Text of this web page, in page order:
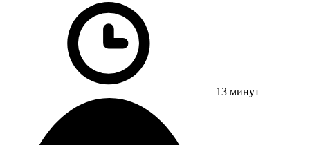
13 минут